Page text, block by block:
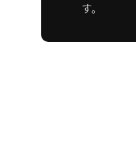
す。